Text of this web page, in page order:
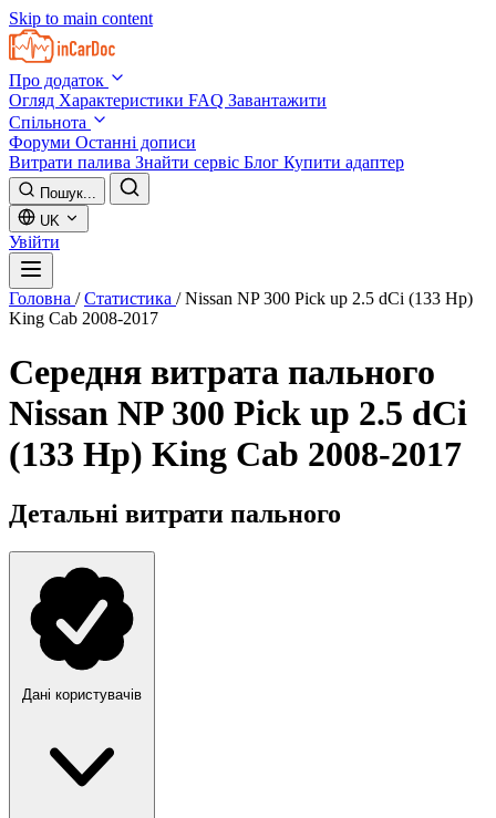
Skip to main content
Про додаток
Огляд Характеристики FAQ Завантажити
Спільнота
Форуми Останні дописи
Витрати палива Знайти сервіс Блог Купити адаптер
Пошук...
UK
Увійти
Головна / Статистика / Nissan NP 300 Pick up 2.5 dCi (133 Hp)
King Cab 2008-2017
Середня витрата пального
Nissan NP 300 Pick up 2.5 dCi
(133 Hp) King Cab 2008-2017
Детальні витрати пального
Дані користувачів